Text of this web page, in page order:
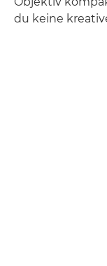
du keine